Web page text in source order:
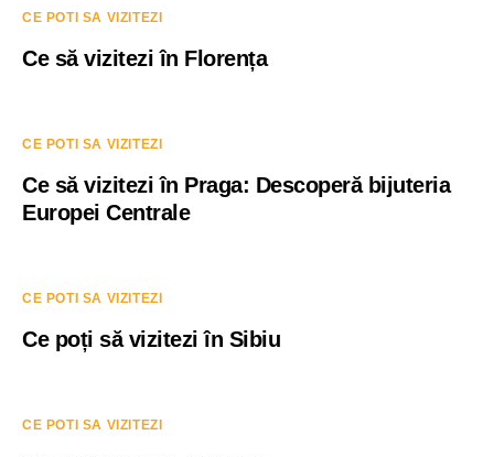
CE POTI SA VIZITEZI
Ce să vizitezi în Florența
CE POTI SA VIZITEZI
Ce să vizitezi în Praga: Descoperă bijuteria
Europei Centrale
CE POTI SA VIZITEZI
Ce poți să vizitezi în Sibiu
CE POTI SA VIZITEZI